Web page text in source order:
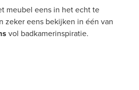
meubel eens in het echt te
zeker eens bekijken in één van
vol badkamerinspiratie.